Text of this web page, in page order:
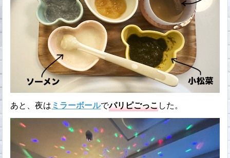
あと、夜はミラーボールでパリピごっこした。